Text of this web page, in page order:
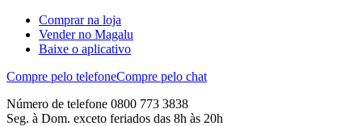
Comprar na loja
Vender no Magalu
Baixe o aplicativo
Compre pelo telefoneCompre pelo chat
Número de telefone 0800 773 3838
Seg. à Dom. exceto feriados das 8h às 20h